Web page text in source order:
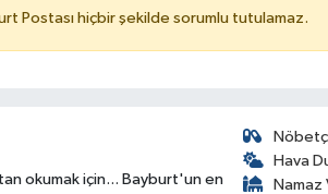
Postası hiçbir şekilde sorumlu tutulamaz.
okumak için... Bayburt'un en
Hava
Namaz